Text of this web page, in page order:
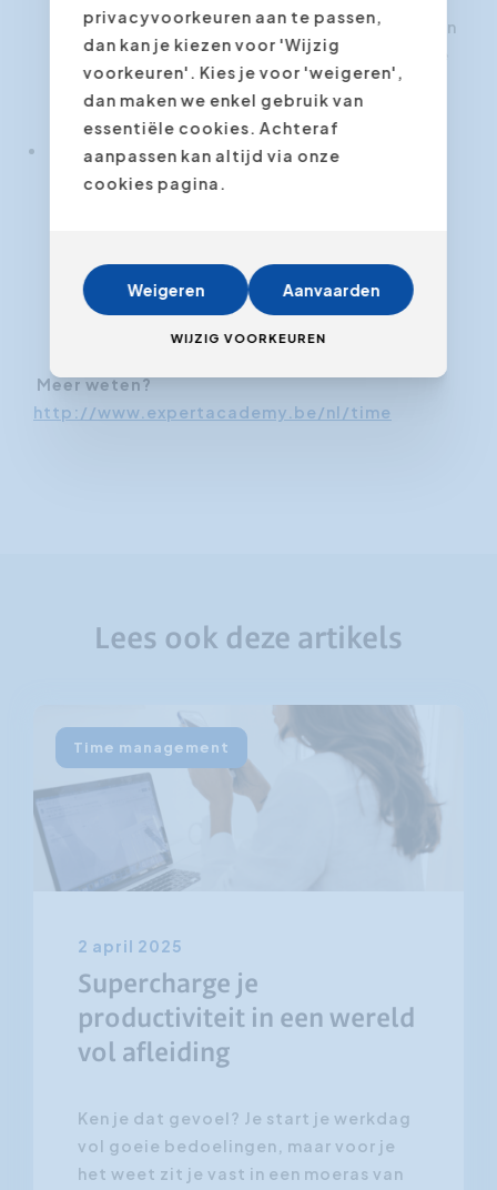
het systeem van glijdende uren, als dat kan in
jullie organisatie. Maar! Beknibbel niet op je
slaap, meer uren werken en minder slapen is
geen efficiënt timemanagement.
Maakblokken van taken, groepeer
boekhoudkundige taken, groepeer
auto).
Meer weten?
http://www.expertacademy.be/nl/time
Lees ook deze artikels
Time management
2 april 2025
Supercharge je
productiviteit in een wereld
vol afleiding
Ken je dat gevoel? Je start je werkdag
vol goeie bedoelingen, maar voor je
het weet zit je vast in een moeras van
privacyvoorkeuren aan te passen,
dan kan je kiezen voor 'Wijzig
voorkeuren'. Kies je voor 'weigeren',
dan maken we enkel gebruik van
essentiële cookies. Achteraf
aanpassen kan altijd via onze
cookies pagina.
Weigeren Aanvaarden
WIJZIG VOORKEUREN